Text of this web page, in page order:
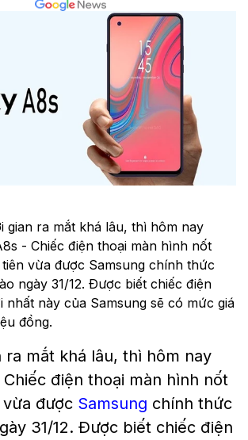
gian ra mắt khá lâu, thì hôm nay
- Chiếc điện thoại màn hình nốt
vừa được Samsung chính thức
ngày 31/12. Được biết chiếc điện
nhất này của Samsung sẽ có mức giá
đồng.
ra mắt khá lâu, thì hôm nay
Chiếc điện thoại màn hình nốt
được Samsung chính thức
31/12. Được biết chiếc điện